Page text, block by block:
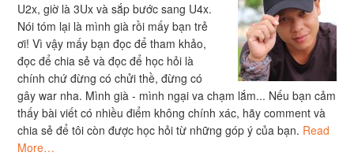
U2x, giờ là 3Ux và sắp bước sang U4x.
Nói tóm lại là mình già rồi mấy bạn trẻ
ơi! Vì vậy mấy bạn đọc để tham khảo,
đọc để chia sẻ và đọc để học hỏi là
chính chứ đừng có chửi thề, đừng có
gây war nha. Mình già - mình ngại va chạm lắm... Nếu bạn cảm
thấy bài viết có nhiều điểm không chính xác, hãy comment và
chia sẻ để tôi còn được học hỏi từ những góp ý của bạn. Read
More…